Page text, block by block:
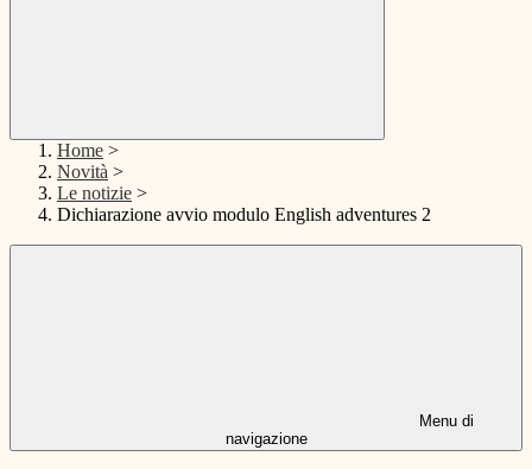
Home >
Novità >
Le notizie >
Dichiarazione avvio modulo English adventures 2
Menu di
navigazione